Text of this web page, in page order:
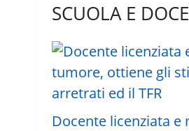
SCUOLA E
Docente licenziata e